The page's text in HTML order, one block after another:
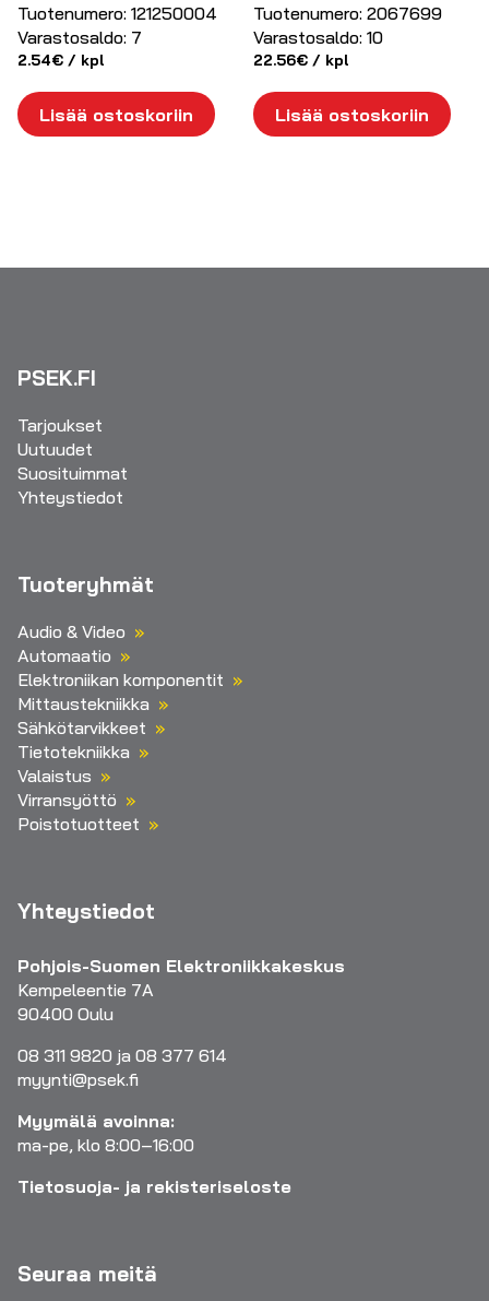
Tuotenumero: 121250004
Varastosaldo: 7
2.54€ / kpl
Lisää ostoskoriin
Tuotenumero: 2067699
Varastosaldo: 10
22.56€ / kpl
Lisää ostoskoriin
PSEK.FI
Tarjoukset
Uutuudet
Suosituimmat
Yhteystiedot
Tuoteryhmät
Audio & Video
Automaatio
Elektroniikan komponentit
Mittaustekniikka
Sähkötarvikkeet
Tietotekniikka
Valaistus
Virransyöttö
Poistotuotteet
Yhteystiedot
Pohjois-Suomen Elektroniikkakeskus
Kempeleentie 7A
90400 Oulu
08 311 9820 ja 08 377 614
myynti@psek.fi
Myymälä avoinna:
ma-pe, klo 8:00–16:00
Tietosuoja- ja rekisteriseloste
Seuraa meitä